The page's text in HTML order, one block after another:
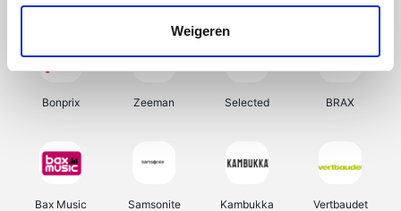
Weigeren
Bonprix Zeeman Selected BRAX
Bax Music Samsonite Kambukka Vertbaudet